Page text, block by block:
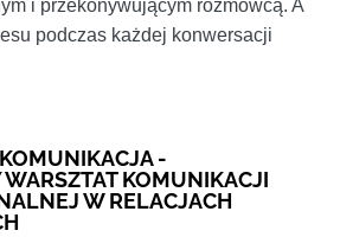
i przekonywującym rozmówcą. A
podczas każdej konwersacji
-
WARSZTAT KOMUNIKACJI
W RELACJACH